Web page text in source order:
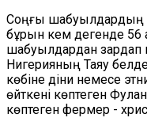
Соңғы шабуылдардың
бұрын кем дегенде 56
шабуылдардан зардап
Нигерияның Таяу
көбіне діни немесе
өйткені көптеген
көптеген фермер -